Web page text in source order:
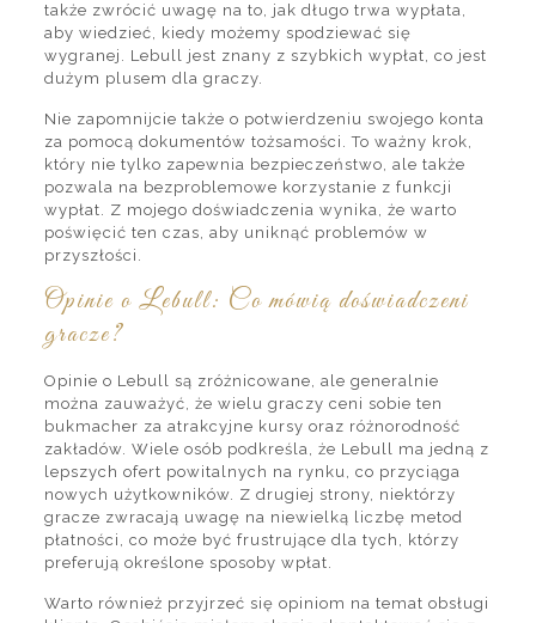
także zwrócić uwagę na to, jak długo trwa wypłata,
aby wiedzieć, kiedy możemy spodziewać się
wygranej. Lebull jest znany z szybkich wypłat, co jest
dużym plusem dla graczy.
Nie zapomnijcie także o potwierdzeniu swojego konta
za pomocą dokumentów tożsamości. To ważny krok,
który nie tylko zapewnia bezpieczeństwo, ale także
pozwala na bezproblemowe korzystanie z funkcji
wypłat. Z mojego doświadczenia wynika, że warto
poświęcić ten czas, aby uniknąć problemów w
przyszłości.
Opinie o Lebull: Co mówią doświadczeni
gracze?
Opinie o Lebull są zróżnicowane, ale generalnie
można zauważyć, że wielu graczy ceni sobie ten
bukmacher za atrakcyjne kursy oraz różnorodność
zakładów. Wiele osób podkreśla, że Lebull ma jedną z
lepszych ofert powitalnych na rynku, co przyciąga
nowych użytkowników. Z drugiej strony, niektórzy
gracze zwracają uwagę na niewielką liczbę metod
płatności, co może być frustrujące dla tych, którzy
preferują określone sposoby wpłat.
Warto również przyjrzeć się opiniom na temat obsługi